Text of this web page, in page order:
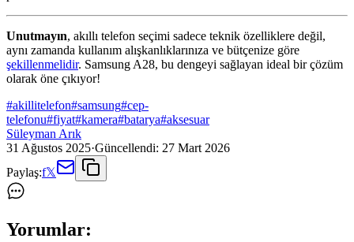
Unutmayın, akıllı telefon seçimi sadece teknik özelliklere değil,
aynı zamanda kullanım alışkanlıklarınıza ve bütçenize göre
şekillenmelidir. Samsung A28, bu dengeyi sağlayan ideal bir çözüm
olarak öne çıkıyor!
#akillitelefon#samsung#cep-
telefonu#fiyat#kamera#batarya#aksesuar
Süleyman Arık
31 Ağustos 2025·Güncellendi: 27 Mart 2026
Paylaş:f𝕏
Yorumlar: